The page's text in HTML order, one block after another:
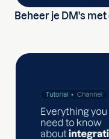
Beheer je DM's